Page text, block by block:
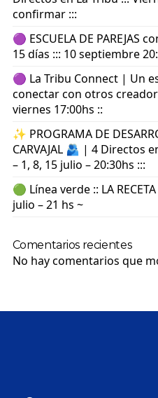
confirmar :::
🟣 ESCUELA DE PAREJAS
15 días ::: 10 septiembre
🟣 La Tribu Connect | Un
conectar con otros
viernes 17:00hs ::
✨ PROGRAMA DE
CARVAJAL 🫂 | 4 Directos
– 1, 8, 15 julio – 20:30hs :::
🟢 Línea verde :: LA
julio – 21 hs ~
Comentarios recientes
No hay comentarios que